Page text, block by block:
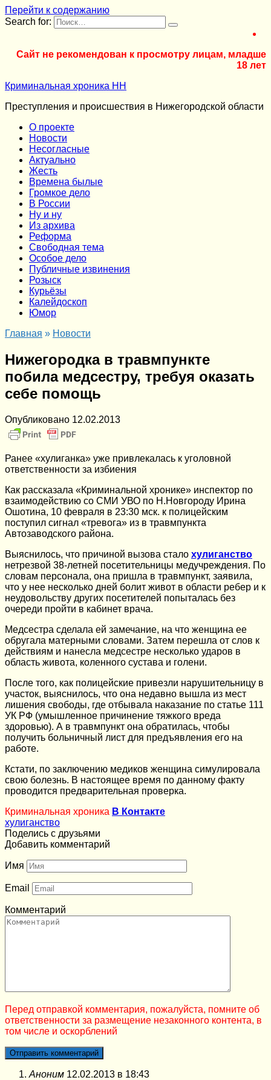
Перейти к содержанию
Search for:
Сайт не рекомендован к просмотру лицам, младше
18 лет
Криминальная хроника НН
Преступления и происшествия в Нижегородской области
О проекте
Новости
Несогласные
Актуально
Жесть
Времена былые
Громкое дело
В России
Ну и ну
Из архива
Реформа
Cвободная тема
Особое дело
Публичные извинения
Розыск
Курьёзы
Калейдоскоп
Юмор
Главная » Новости
Нижегородка в травмпункте
побила медсестру, требуя оказать
себе помощь
Опубликовано 12.02.2013
Ранее «хулиганка» уже привлекалась к уголовной
ответственности за избиения
Как рассказала «Криминальной хронике» инспектор по
взаимодействию со СМИ УВО по Н.Новгороду Ирина
Ошотина, 10 февраля в 23:30 мск. к полицейским
поступил сигнал «тревога» из в травмпункта
Автозаводского района.
Выяснилось, что причиной вызова стало хулиганство
нетрезвой 38-летней посетительницы медучреждения. По
словам персонала, она пришла в травмпункт, заявила,
что у нее несколько дней болит живот в области ребер и к
неудовольству других посетителей попыталась без
очереди пройти в кабинет врача.
Медсестра сделала ей замечание, на что женщина ее
обругала матерными словами. Затем перешла от слов к
действиям и нанесла медсестре несколько ударов в
область живота, коленного сустава и голени.
После того, как полицейские привезли нарушительницу в
участок, выяснилось, что она недавно вышла из мест
лишения свободы, где отбывала наказание по статье 111
УК РФ (умышленное причинение тяжкого вреда
здоровью). А в травмпункт она обратилась, чтобы
получить больничный лист для предъявления его на
работе.
Кстати, по заключению медиков женщина симулировала
свою болезнь. В настоящее время по данному факту
проводится предварительная проверка.
Криминальная хроника В Контакте
хулиганство
Поделись с друзьями
Добавить комментарий
Имя
Email
Комментарий
Перед отправкой комментария, пожалуйста, помните об
ответственности за размещение незаконного контента, в
том числе и оскорблений
Аноним 12.02.2013 в 18:43